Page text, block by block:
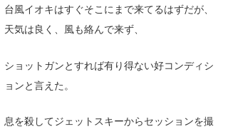
台風イオキはすぐそこにまで来てるはずだが、
天気は良く、風も絡んで来ず、
ショットガンとすれば有り得ない好コンディシ
ョンと言えた。
息を殺してジェットスキーからセッションを撮